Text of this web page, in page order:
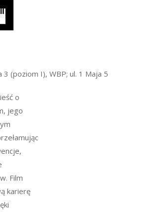
o
jego
Film
karierę
3 (poziom I), WBP; ul. 1 Maja 5